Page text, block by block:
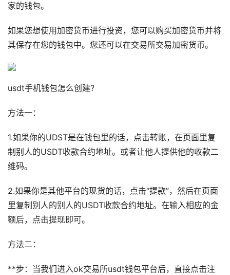
家的钱包。
如果您想使用加密货币进行投资，您可以购买加密货币并将
其保存在您的钱包中。您还可以在交易所交易加密货币。
usdt手机钱包怎么创建?
方法一：
1.如果你的UDST是在钱包里的话，点击转账，在页面里复
制别人的USDT收款合约地址。或者让他人提供他的收款二
维码。
2.如果你是其他平台的现货的话，点击“提款”，然后在页面
里复制别人的别人的USDT收款合约地址。在输入相应的金
额后，点击提现即可。
方法二：
**步：当我们进入ok交易所usdt钱包平台后，直接点击注